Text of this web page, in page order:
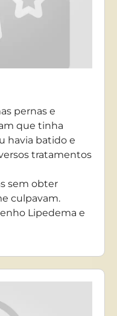
pernas e
que tinha
havia batido e
tratamentos
sem obter
culpavam.
Lipedema e